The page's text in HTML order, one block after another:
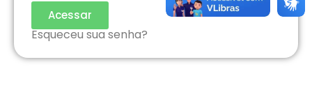
Acessar
Esqueceu sua senha?